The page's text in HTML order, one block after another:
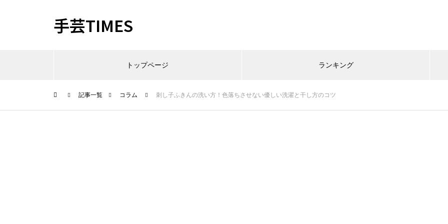
手芸TIMES
トップページ ランキング
記事一覧 コラム 刺し子ふきんの洗い方！色落ちさせない優しい洗濯と干し方のコツ